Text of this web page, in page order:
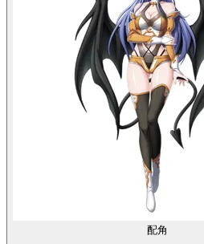
配角